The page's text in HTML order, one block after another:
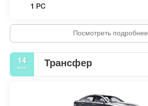
1 PC
Посмотреть подробнее
14
мая Трансфер